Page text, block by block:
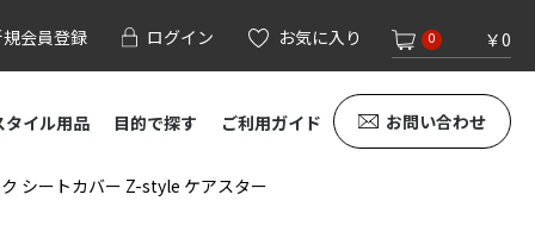
会員登録 ログイン お気に入り 0 ￥0
タイル用品 目的で探す ご利用ガイド お問い合わせ
シートカバー Z-style ケアスター